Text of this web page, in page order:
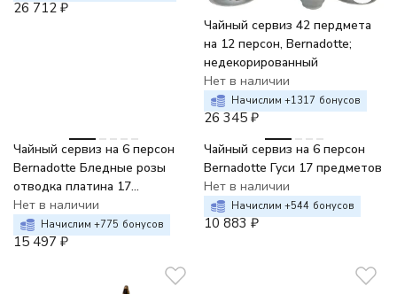
26 712 ₽
Чайный сервиз 42 пердмета
на 12 персон, Bernadotte;
недекорированный
Нет в наличии
Начислим +1317 бонусов
26 345 ₽
Чайный сервиз на 6 персон
Bernadotte Бледные розы
отводка платина 17
предметов
Нет в наличии
Начислим +775 бонусов
15 497 ₽
Чайный сервиз на 6 персон
Bernadotte Гуси 17 предметов
Нет в наличии
Начислим +544 бонусов
10 883 ₽